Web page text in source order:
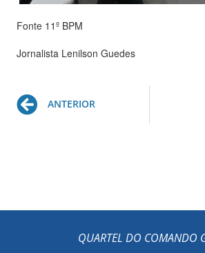
Fonte 11º BPM
Jornalista Lenilson Guedes
Prev
ANTERIOR
QUARTEL DO COMANDO